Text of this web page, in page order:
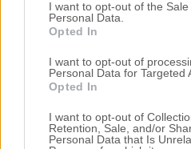
I want to opt-out of the
Personal Data.
Opted In
I want to opt-out of
Personal Data for Targeted
Opted In
I want to opt-out of
Retention, Sale, and/or
Personal Data that Is
ΠΟΔΟΣΦΑΙΡΟ ΑΕΚ
ΠΑΕ και Ερασιτεχνική: «Ο
πάντα εδώ! Δίπλα μας!»